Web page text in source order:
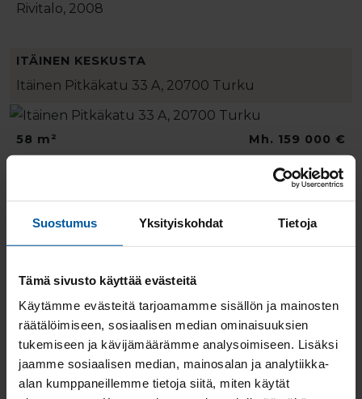
Suostumus Yksityiskohdat Tietoja
Tämä sivusto käyttää evästeitä
Käytämme evästeitä tarjoamamme sisällön ja mainosten
räätälöimiseen, sosiaalisen median ominaisuuksien
tukemiseen ja kävijämäärämme analysoimiseen. Lisäksi
jaamme sosiaalisen median, mainosalan ja analytiikka-
alan kumppaneillemme tietoja siitä, miten käytät
Rivitalo, 2008
ITÄINEN KESKUSTA
Itäinen Pitkäkatu 33 A, 20700 Turku
58 m² Mh. 159 000 €
37.5 m²
2h+kt+kph
Kerrostalo, 2022
Mh. 71 003 €
Vh. 196 000 €